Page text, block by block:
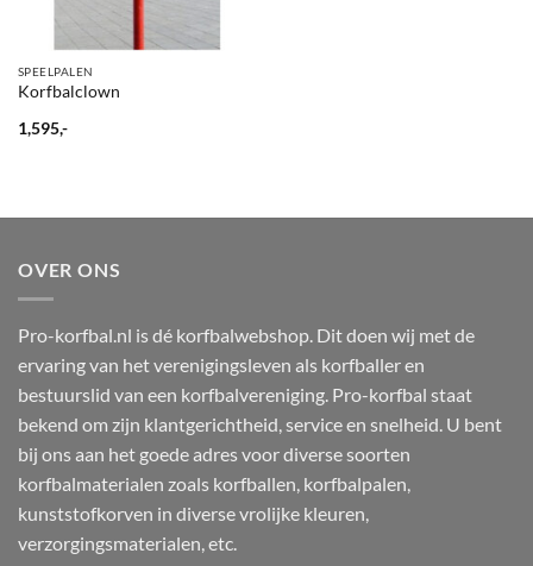
SPEELPALEN
Korfbalclown
1,595,-
OVER ONS
Pro-korfbal.nl is dé korfbalwebshop. Dit doen wij met de
ervaring van het verenigingsleven als korfballer en
bestuurslid van een korfbalvereniging. Pro-korfbal staat
bekend om zijn klantgerichtheid, service en snelheid. U bent
bij ons aan het goede adres voor diverse soorten
korfbalmaterialen zoals korfballen, korfbalpalen,
kunststofkorven in diverse vrolijke kleuren,
verzorgingsmaterialen, etc.